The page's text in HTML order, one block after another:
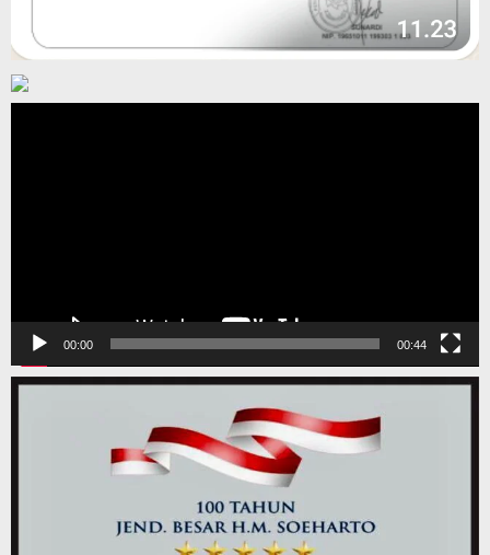
00:00 00:44